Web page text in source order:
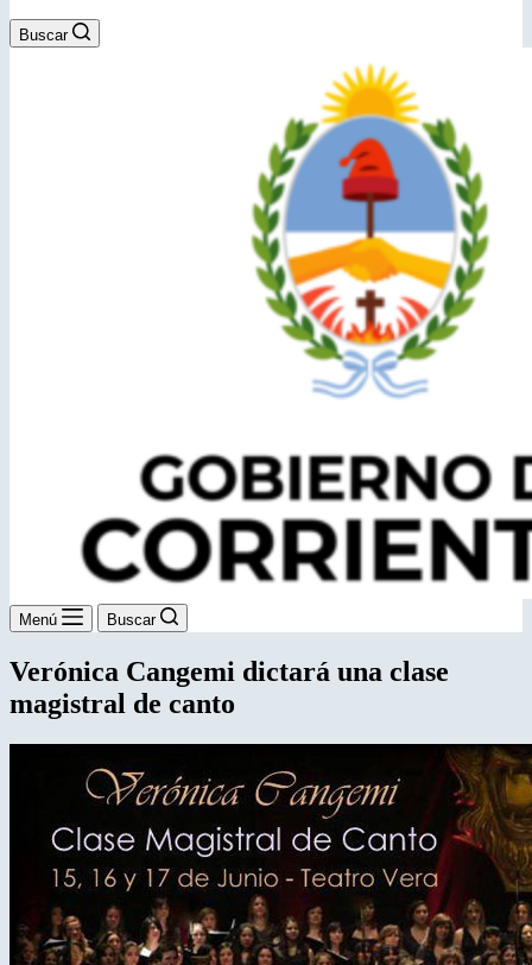
Buscar
Menú Buscar
Verónica Cangemi dictará una clase
magistral de canto